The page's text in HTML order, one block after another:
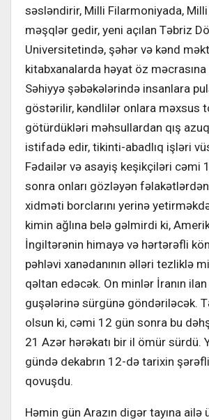
səsləndirir, Milli Filarmoniyada,
məşqlər gedir, yeni açılan Təbriz
Universitetində, şəhər və kənd
kitabxanalarda həyat öz
Səhiyyə şəbəkələrində insanlara
göstərilir, kəndlilər onlara məxsus
götürdükləri məhsullardan qış
istifadə edir, tikinti-abadlıq işləri
Fədailər və asayiş keşikçiləri cəmi
sonra onları gözləyən
xidməti borclarını yerinə
kimin ağlına belə gəlmirdi ki,
İngiltərənin himayə və hərtərəfli
pəhləvi xanədanının əlləri tezliklə
qəltan edəcək. On minlər İranın
guşələrinə sürgünə göndəriləcək.
olsun ki, cəmi 12 gün sonra bu
21 Azər hərəkatı bir il ömür sürdü.
gündə dekabrın 12-də tarixin
qovuşdu.
Həmin gün Arazın digər tayına ailə